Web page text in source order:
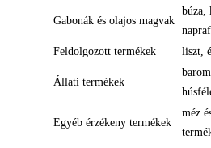
Gabonák és olajos magvak
búza,
Feldolgozott termékek
liszt,
Állati termékek
Egyéb érzékeny termékek
méz